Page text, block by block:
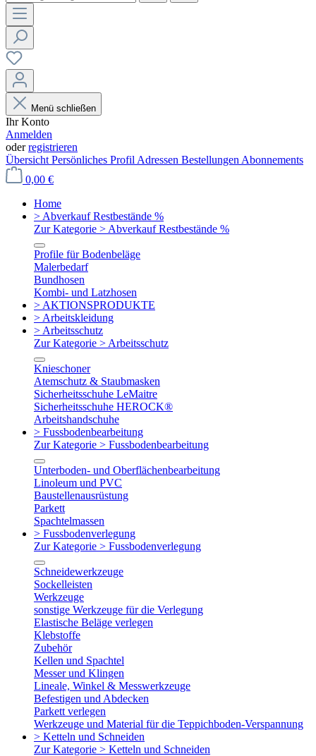
Menü schließen
Ihr Konto
Anmelden
oderregistrieren
Übersicht Persönliches Profil Adressen Bestellungen Abonnements
0,00 €
Home
> Abverkauf Restbestände %
Zur Kategorie > Abverkauf Restbestände %
Profile für Bodenbeläge
Malerbedarf
Bundhosen
Kombi- und Latzhosen
> AKTIONSPRODUKTE
> Arbeitskleidung
> Arbeitsschutz
Zur Kategorie > Arbeitsschutz
Knieschoner
Atemschutz & Staubmasken
Sicherheitsschuhe LeMaitre
Sicherheitsschuhe HEROCK®
Arbeitshandschuhe
> Fussbodenbearbeitung
Zur Kategorie > Fussbodenbearbeitung
Unterboden- und Oberflächenbearbeitung
Linoleum und PVC
Baustellenausrüstung
Parkett
Spachtelmassen
> Fussbodenverlegung
Zur Kategorie > Fussbodenverlegung
Schneidewerkzeuge
Sockelleisten
Werkzeuge
sonstige Werkzeuge für die Verlegung
Elastische Beläge verlegen
Klebstoffe
Zubehör
Kellen und Spachtel
Messer und Klingen
Lineale, Winkel & Messwerkzeuge
Befestigen und Abdecken
Parkett verlegen
Werkzeuge und Material für die Teppichboden-Verspannung
> Ketteln und Schneiden
Zur Kategorie > Ketteln und Schneiden